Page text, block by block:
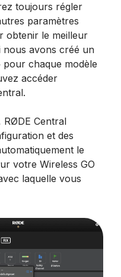
toujours régler
paramètres
obtenir le meilleur
avons créé un
chaque modèle
accéder
RØDE Central
et des
le
votre Wireless GO
laquelle vous